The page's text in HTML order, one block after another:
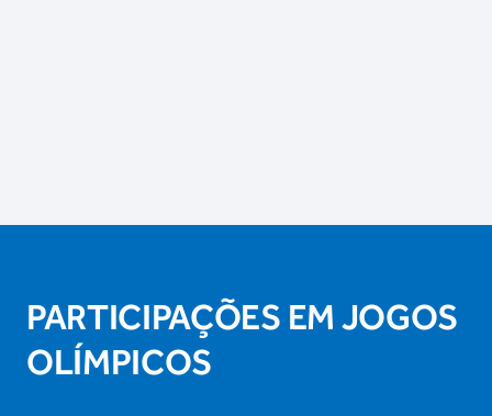
PARTICIPAÇÕES EM JOGOS
OLÍMPICOS